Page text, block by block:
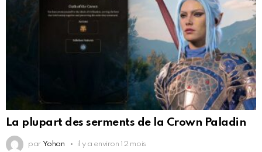
La plupart des serments de la Crown Paladin
par Yohan il y a environ 12 mois